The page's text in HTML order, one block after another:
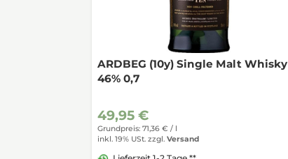
ARDBEG (10y) Single Malt Whisky
46% 0,7
49,95 €
Grundpreis: 71,36 € / l
inkl. 19% USt. zzgl. Versand